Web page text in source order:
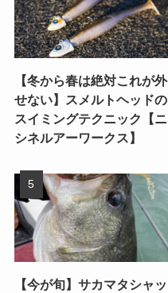
【冬から春は絶対これが外
せない】スメルトヘッドの
スイミングテクニック【ニ
シネルアーワークス】
【今が旬】サカマタシャッ